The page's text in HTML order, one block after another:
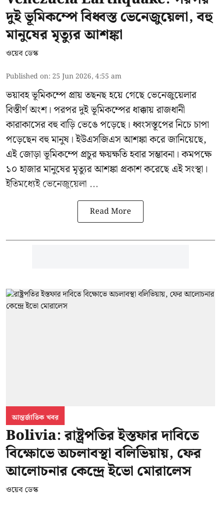
দুই ভূমিকম্পে বিধ্বস্ত ভেনেজুয়েলা, বহু
মানুষের মৃত্যুর আশঙ্কা
ওয়েব ডেস্ক
Published on: 25 Jun 2026, 4:55 am
ভয়াবহ ভূমিকম্পে প্রায় তছনছ হয়ে গেছেভেনেজুয়েলার
বিস্তীর্ণ অংশ। পরপর দুই ভূমিকম্পের ধাক্কায় রাজধানী
কারাকাসের বহু বাড়ি ভেঙে পড়েছে। ধ্বংসস্তূপের নিচে চাপা
পড়েছেন বহু মানুষ। ইউএসজিএস আশঙ্কা করে জানিয়েছে,
এই জোড়া ভূমিকম্পে প্রচুর ক্ষয়ক্ষতি হবার সম্ভাবনা। কমপক্ষে
১০ হাজার মানুষের মৃত্যুর আশঙ্কা প্রকাশ করেছে এই সংস্থা।
ইতিমধ্যেই ভেনেজুয়েলা ...
Read More
আন্তর্জাতিক খবর
Bolivia: রাষ্ট্রপতির ইস্তফার দাবিতে
বিক্ষোভে অচলাবস্থা বলিভিয়ায়, ফের
আলোচনার কেন্দ্রে ইভো মোরালেস
ওয়েব ডেস্ক